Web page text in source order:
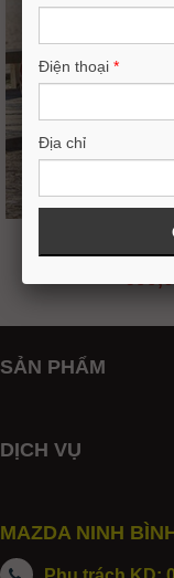
MAZDA
SẢN PHẨM
DỊCH VỤ
MAZDA NINH
Điện thoại *
Địa chỉ